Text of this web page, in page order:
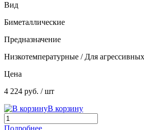
Вид
Биметаллические
Предназначение
Низкотемпературные / Для
Цена
4 224 руб. / шт
В корзину
Подробнее